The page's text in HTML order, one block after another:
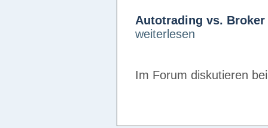
Autotrading vs. Broker
weiterlesen
Im Forum diskutieren